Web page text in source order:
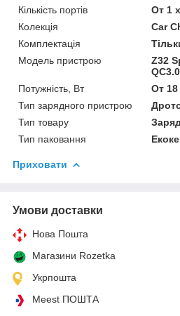
Кількість портів
От 1
Колекція
Car
Комплектація
Модель пристрою
Z32
QC3.0
Потужність, Вт
От
Тип зарядного пристрою
Тип товару
Тип паковання
Приховати
Умови доставки
Нова Пошта
Магазини Rozetka
Укрпошта
Meest ПОШТА